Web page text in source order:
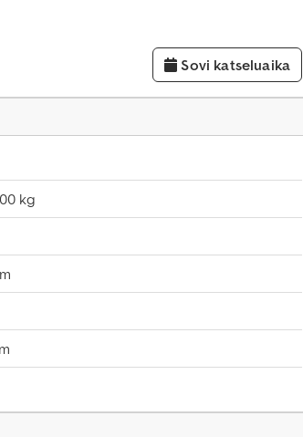
Sovi katseluaika
kg